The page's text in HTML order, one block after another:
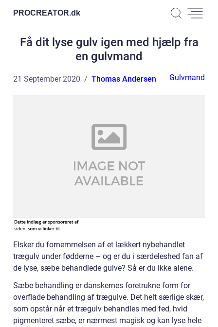
PROCREATOR.dk
Få dit lyse gulv igen med hjælp fra
en gulvmand
21 September 2020 Thomas Andersen Gulvmand
Elsker du fornemmelsen af et lækkert nybehandlet
trægulv under fødderne – og er du i særdeleshed fan af
de lyse, sæbe behandlede gulve? Så er du ikke alene.
Sæbe behandling er danskernes foretrukne form for
overflade behandling af trægulve. Det helt særlige skær,
som opstår når et trægulv behandles med fed, hvid
pigmenteret sæbe, er nærmest magisk og kan lyse hele